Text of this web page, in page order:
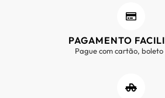
PAGAMENTO
Pague com cartão, boleto